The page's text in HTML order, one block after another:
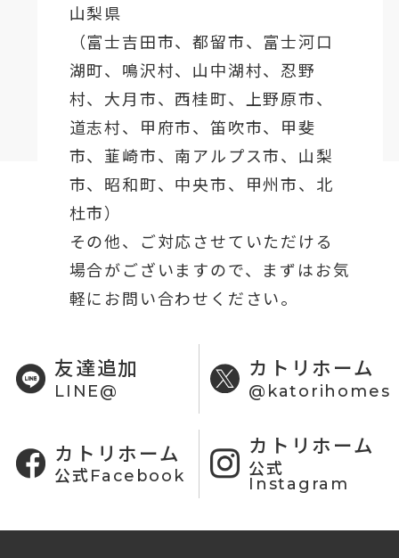
山梨県
（富士吉田市、都留市、 富士河口
湖町、鳴沢村、山中湖村、忍野
村、 大月市、西桂町、上野原市、
道志村、 甲府市、笛吹市、甲斐
市、韮崎市、南アルプス市、山梨
市、昭和町、中央市、甲州市、北
杜市）
その他、ご対応させていただける
場合がございますので、まずはお気
軽にお問い合わせください。
友達追加
LINE@
カトリホーム
@katorihomes
カトリホーム
公式Facebook
カトリホーム
公式
Instagram